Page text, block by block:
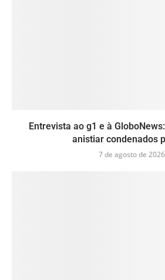
Entrevista ao g1 e à
anistiar condenados
7 de agosto de 2026